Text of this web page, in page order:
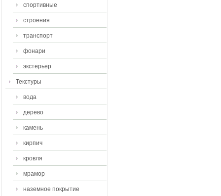
спортивные
строения
транспорт
фонари
экстерьер
Текстуры
вода
дерево
камень
кирпич
кровля
мрамор
наземное покрытие